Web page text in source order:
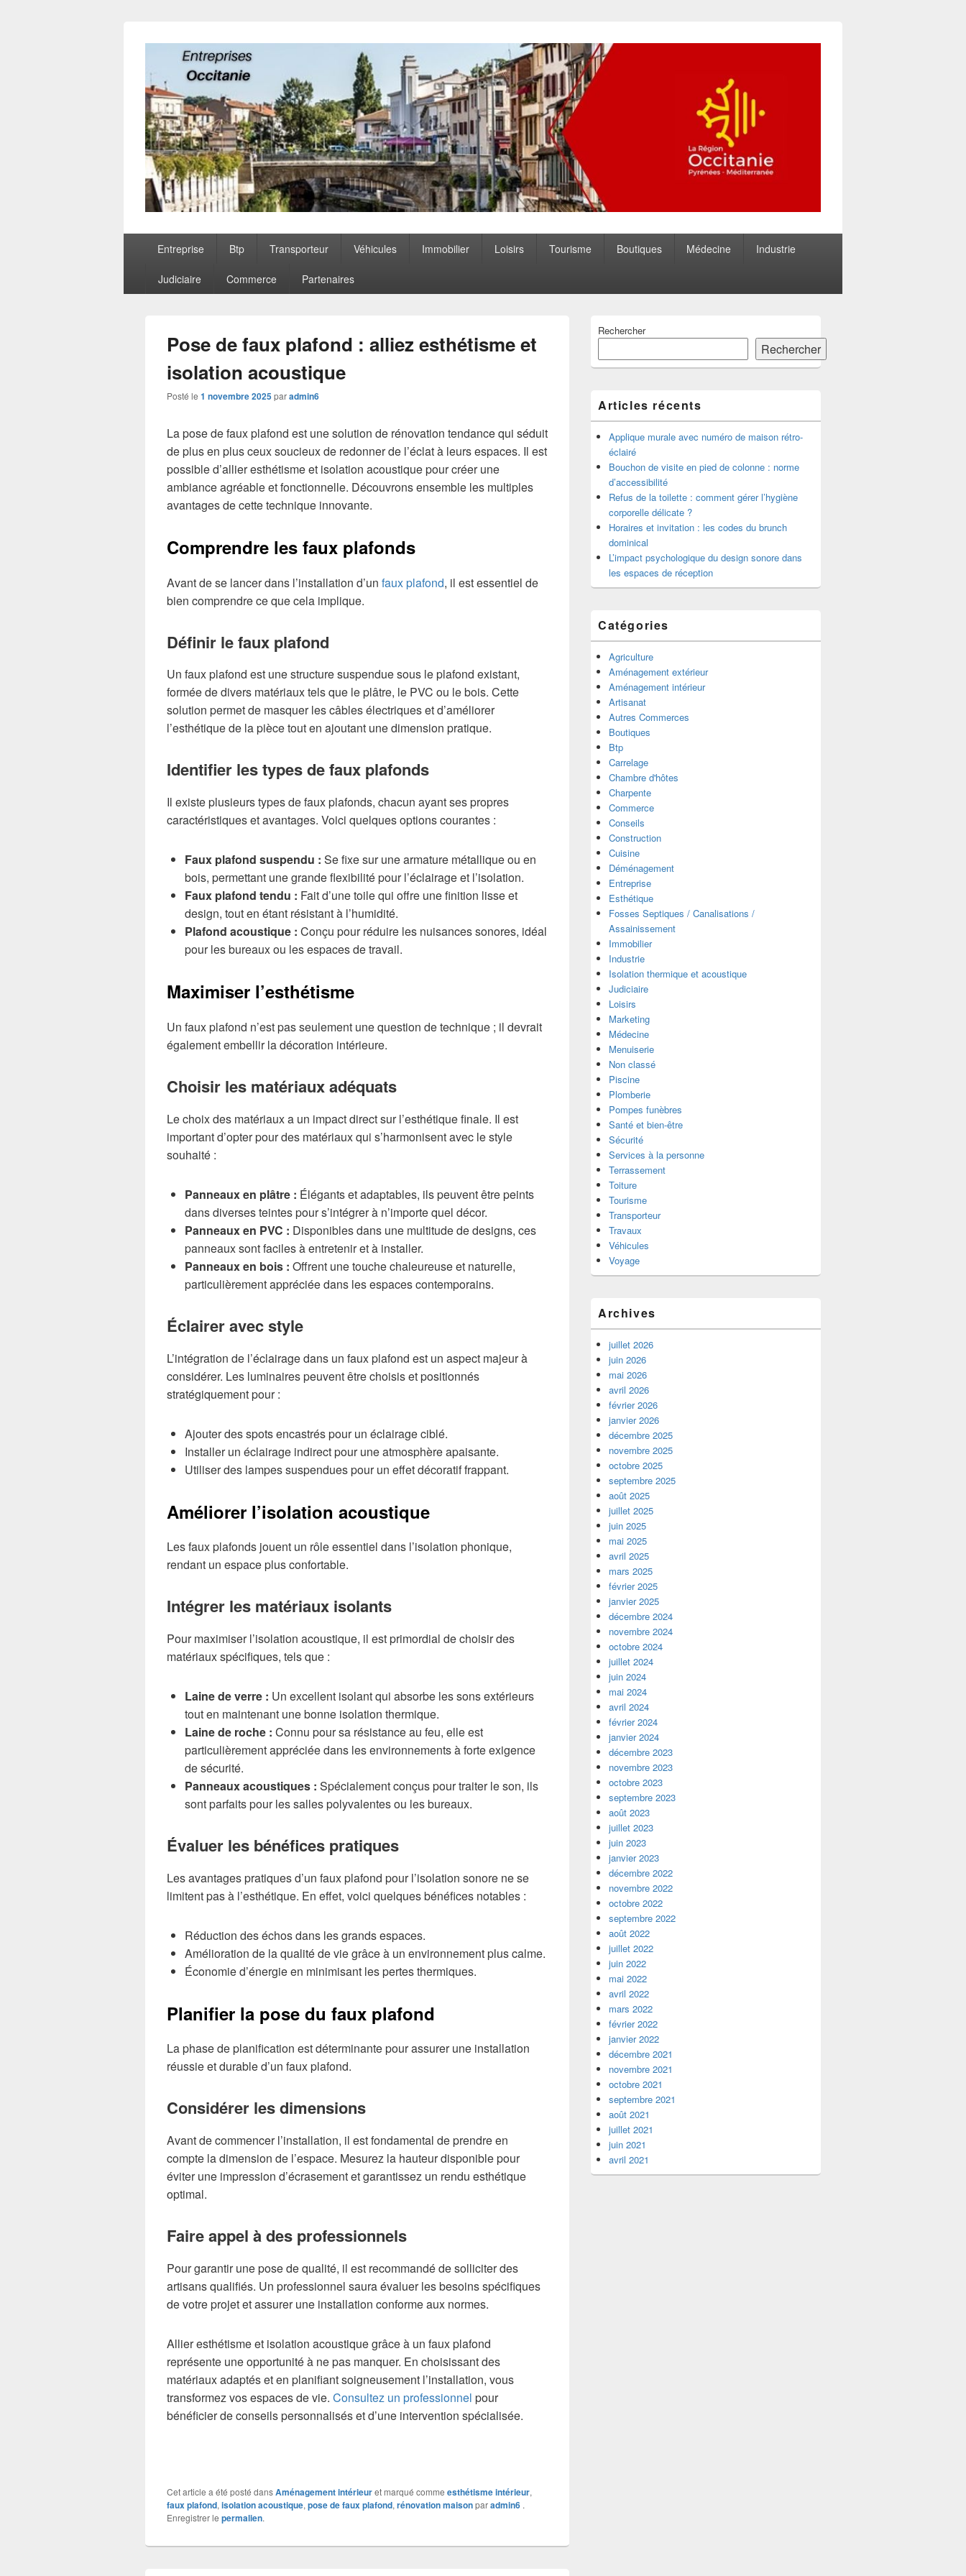
Entreprises Occitanie
principalEntreprise Btp Transporteur Véhicules Immobilier Loisirs Tourisme Boutiques Médecine Industrie
Judiciaire Commerce Partenaires
Pose de faux plafond : alliez esthétisme et
isolation acoustique
Posté le 1 novembre 2025paradmin6
La pose de faux plafond est une solution de rénovation tendance qui séduit
de plus en plus ceux soucieux de redonner de l’éclat à leurs espaces. Il est
possible d’allier esthétisme et isolation acoustique pour créer une
ambiance agréable et fonctionnelle. Découvrons ensemble les multiples
avantages de cette technique innovante.
Comprendre les faux plafonds
Avant de se lancer dans l’installation d’un faux plafond, il est essentiel de
bien comprendre ce que cela implique.
Définir le faux plafond
Un faux plafond est une structure suspendue sous le plafond existant,
formée de divers matériaux tels que le plâtre, le PVC ou le bois. Cette
solution permet de masquer les câbles électriques et d’améliorer
l’esthétique de la pièce tout en ajoutant une dimension pratique.
Identifier les types de faux plafonds
Il existe plusieurs types de faux plafonds, chacun ayant ses propres
caractéristiques et avantages. Voici quelques options courantes :
Faux plafond suspendu : Se fixe sur une armature métallique ou en
bois, permettant une grande flexibilité pour l’éclairage et l’isolation.
Faux plafond tendu : Fait d’une toile qui offre une finition lisse et
design, tout en étant résistant à l’humidité.
Plafond acoustique : Conçu pour réduire les nuisances sonores, idéal
pour les bureaux ou les espaces de travail.
Maximiser l’esthétisme
Un faux plafond n’est pas seulement une question de technique ; il devrait
également embellir la décoration intérieure.
Choisir les matériaux adéquats
Le choix des matériaux a un impact direct sur l’esthétique finale. Il est
important d’opter pour des matériaux qui s’harmonisent avec le style
souhaité :
Panneaux en plâtre : Élégants et adaptables, ils peuvent être peints
dans diverses teintes pour s’intégrer à n’importe quel décor.
Panneaux en PVC : Disponibles dans une multitude de designs, ces
panneaux sont faciles à entretenir et à installer.
Panneaux en bois : Offrent une touche chaleureuse et naturelle,
particulièrement appréciée dans les espaces contemporains.
Éclairer avec style
L’intégration de l’éclairage dans un faux plafond est un aspect majeur à
considérer. Les luminaires peuvent être choisis et positionnés
stratégiquement pour :
Ajouter des spots encastrés pour un éclairage ciblé.
Installer un éclairage indirect pour une atmosphère apaisante.
Utiliser des lampes suspendues pour un effet décoratif frappant.
Améliorer l’isolation acoustique
Les faux plafonds jouent un rôle essentiel dans l’isolation phonique,
rendant un espace plus confortable.
Intégrer les matériaux isolants
Pour maximiser l’isolation acoustique, il est primordial de choisir des
matériaux spécifiques, tels que :
Laine de verre : Un excellent isolant qui absorbe les sons extérieurs
tout en maintenant une bonne isolation thermique.
Laine de roche : Connu pour sa résistance au feu, elle est
particulièrement appréciée dans les environnements à forte exigence
de sécurité.
Panneaux acoustiques : Spécialement conçus pour traiter le son, ils
sont parfaits pour les salles polyvalentes ou les bureaux.
Évaluer les bénéfices pratiques
Les avantages pratiques d’un faux plafond pour l’isolation sonore ne se
limitent pas à l’esthétique. En effet, voici quelques bénéfices notables :
Réduction des échos dans les grands espaces.
Amélioration de la qualité de vie grâce à un environnement plus calme.
Économie d’énergie en minimisant les pertes thermiques.
Planifier la pose du faux plafond
La phase de planification est déterminante pour assurer une installation
réussie et durable d’un faux plafond.
Considérer les dimensions
Avant de commencer l’installation, il est fondamental de prendre en
compte la dimension de l’espace. Mesurez la hauteur disponible pour
éviter une impression d’écrasement et garantissez un rendu esthétique
optimal.
Faire appel à des professionnels
Pour garantir une pose de qualité, il est recommandé de solliciter des
artisans qualifiés. Un professionnel saura évaluer les besoins spécifiques
de votre projet et assurer une installation conforme aux normes.
Allier esthétisme et isolation acoustique grâce à un faux plafond
représente une opportunité à ne pas manquer. En choisissant des
matériaux adaptés et en planifiant soigneusement l’installation, vous
transformez vos espaces de vie. Consultez un professionnel pour
bénéficier de conseils personnalisés et d’une intervention spécialisée.
Cet article a été posté dansAménagement intérieuret marqué comme esthétisme intérieur,
faux plafond, isolation acoustique, pose de faux plafond, rénovation maisonparadmin6 .
Enregistrer le permalien.
principale
widget
pour
barre
latérale
Rechercher
Rechercher
Articles récents
Applique murale avec numéro de maison rétro-
éclairé
Bouchon de visite en pied de colonne : norme
d’accessibilité
Refus de la toilette : comment gérer l’hygiène
corporelle délicate ?
Horaires et invitation : les codes du brunch
dominical
L’impact psychologique du design sonore dans
les espaces de réception
Catégories
Agriculture
Aménagement extérieur
Aménagement intérieur
Artisanat
Autres Commerces
Boutiques
Btp
Carrelage
Chambre d'hôtes
Charpente
Commerce
Conseils
Construction
Cuisine
Déménagement
Entreprise
Esthétique
Fosses Septiques / Canalisations /
Assainissement
Immobilier
Industrie
Isolation thermique et acoustique
Judiciaire
Loisirs
Marketing
Médecine
Menuiserie
Non classé
Piscine
Plomberie
Pompes funèbres
Santé et bien-être
Sécurité
Services à la personne
Terrassement
Toiture
Tourisme
Transporteur
Travaux
Véhicules
Voyage
Archives
juillet 2026
juin 2026
mai 2026
avril 2026
février 2026
janvier 2026
décembre 2025
novembre 2025
octobre 2025
septembre 2025
août 2025
juillet 2025
juin 2025
mai 2025
avril 2025
mars 2025
février 2025
janvier 2025
décembre 2024
novembre 2024
octobre 2024
juillet 2024
juin 2024
mai 2024
avril 2024
février 2024
janvier 2024
décembre 2023
novembre 2023
octobre 2023
septembre 2023
août 2023
juillet 2023
juin 2023
janvier 2023
décembre 2022
novembre 2022
octobre 2022
septembre 2022
août 2022
juillet 2022
juin 2022
mai 2022
avril 2022
mars 2022
février 2022
janvier 2022
décembre 2021
novembre 2021
octobre 2021
septembre 2021
août 2021
juillet 2021
juin 2021
avril 2021